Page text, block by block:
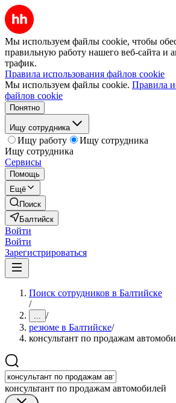
Мы используем файлы cookie, чтобы
правильную работу нашего веб-сайта и
трафик.
Правила использования файлов cookie
Мы используем файлы cookie. Правила
файлов cookie
Понятно
Ищу сотрудника
Ищу работу
Ищу сотрудника
Ищу сотрудника
Сервисы
Помощь
Ещё
Поиск
Балтийск
Войти
Войти
Зарегистрироваться
Поиск сотрудников в Балтийске
/
... /
резюме в Балтийске/
консультант по продажам
консультант по продажам автомобилей